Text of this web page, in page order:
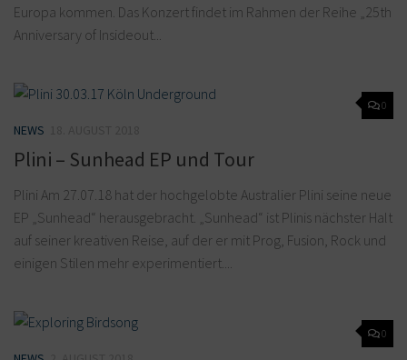
Europa kommen. Das Konzert findet im Rahmen der Reihe „25th
Anniversary of Insideout...
0
NEWS
Plini – Sunhead EP und Tour
Plini Am 27.07.18 hat der hochgelobte Australier Plini seine neue
EP „Sunhead“ herausgebracht. „Sunhead“ ist Plinis nächster Halt
auf seiner kreativen Reise, auf der er mit Prog, Fusion, Rock und
einigen Stilen mehr experimentiert....
0